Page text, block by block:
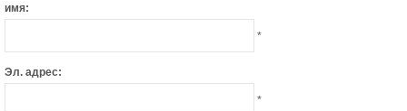
имя:
*
Эл. адрес:
*